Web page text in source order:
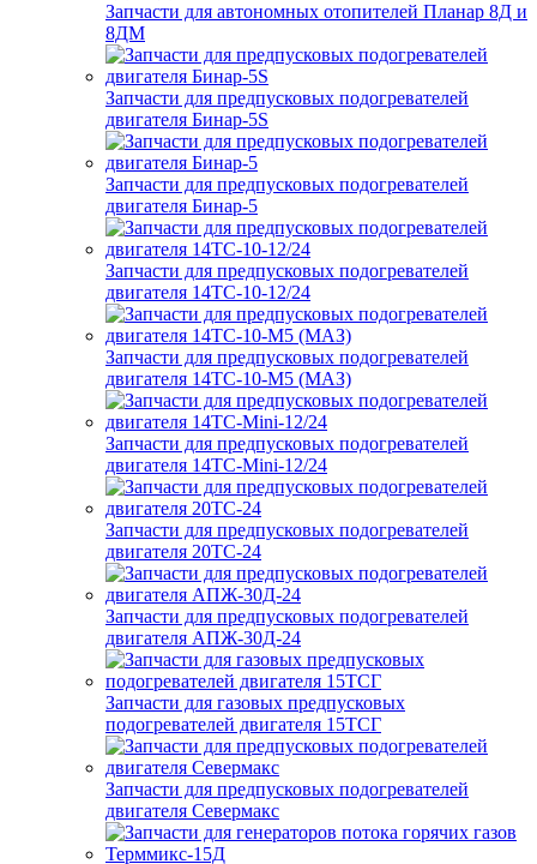
Запчасти для автономных отопителей Планар 8Д и
8ДМ
Запчасти для предпусковых подогревателей
двигателя Бинар-5S
Запчасти для предпусковых подогревателей
двигателя Бинар-5
Запчасти для предпусковых подогревателей
двигателя 14ТС-10-12/24
Запчасти для предпусковых подогревателей
двигателя 14ТС-10-М5 (МАЗ)
Запчасти для предпусковых подогревателей
двигателя 14ТС-Mini-12/24
Запчасти для предпусковых подогревателей
двигателя 20ТС-24
Запчасти для предпусковых подогревателей
двигателя АПЖ-30Д-24
Запчасти для газовых предпусковых
подогревателей двигателя 15ТСГ
Запчасти для предпусковых подогревателей
двигателя Севермакс